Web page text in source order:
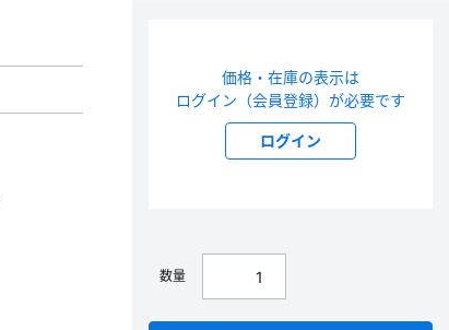
価格・在庫の表示は
ログイン（会員登録）が必要です
ログイン
数量